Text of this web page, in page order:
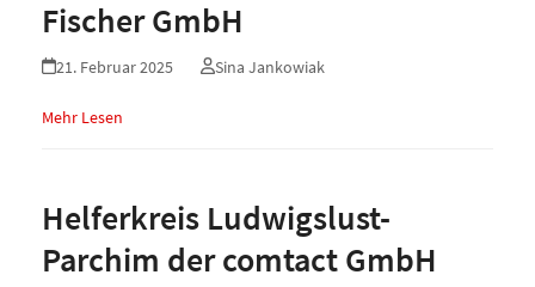
Fischer GmbH
21. Februar 2025 Sina Jankowiak
Mehr Lesen
Helferkreis Ludwigslust-
Parchim der comtact GmbH